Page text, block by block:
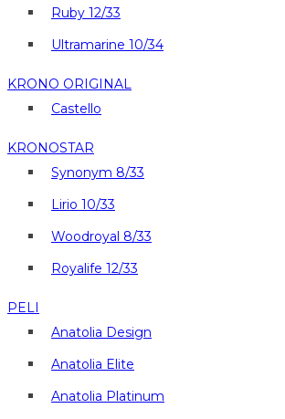
Ruby 12/33
Ultramarine 10/34
KRONO ORIGINAL
Castello
KRONOSTAR
Synonym 8/33
Lirio 10/33
Woodroyal 8/33
Royalife 12/33
PELI
Anatolia Design
Anatolia Elite
Anatolia Platinum